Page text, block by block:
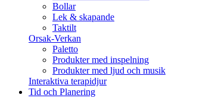
Bollar
Lek & skapande
Taktilt
Orsak-Verkan
Paletto
Produkter med inspelning
Produkter med ljud och musik
Interaktiva terapidjur
Tid och Planering